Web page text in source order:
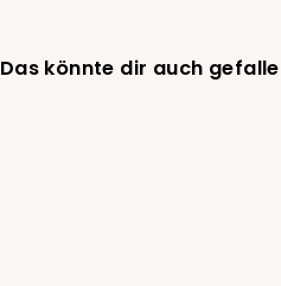
Das könnte dir auch